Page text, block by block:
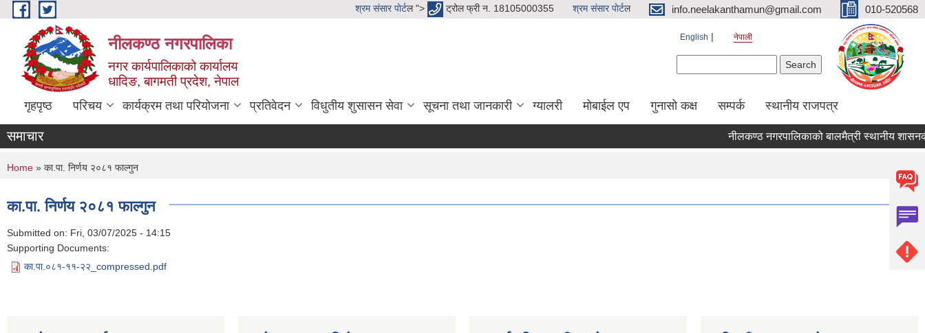
Skip to main content श्रम संसार पाेर्टल "> ट्रोल फ्री न. 18105000355 श्रम संसार पाेर्टल info.neelakanthamun@gmail.com 010-520568
नीलकण्ठ नगरपालिका
नगर कार्यपालिकाको कार्यालय
धादिङ, बागमती प्रदेश, नेपाल
English नेपाली
गृहपृष्ठ परिचय कार्यक्रम तथा परियोजना प्रतिवेदन विधुतीय शुसासन सेवा सूचना तथा जानकारी ग्यालरी मोबाईल एप गुनासो कक्ष सम्पर्क स्थानीय राजपत्र
समाचार नीलकण्ठ नगरपालिकाको बालमैत्री स्थानीय
You are here
Home » का.पा. निर्णय २०८१ फाल्गुन
का.पा. निर्णय २०८१ फाल्गुन
Submitted on: Fri, 03/07/2025 - 14:15
Supporting Documents:
का.पा.०८१-११-२२_compressed.pdf